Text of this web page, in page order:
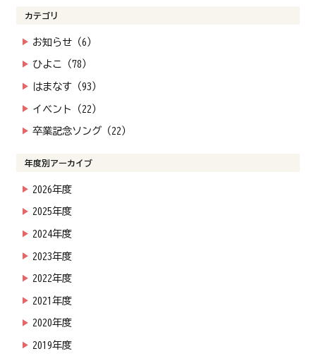
カテゴリ
お知らせ（6）
ひよこ（78）
はまなす（93）
イベント（22）
卒業記念ソング（22）
年度別アーカイブ
2026年度
2025年度
2024年度
2023年度
2022年度
2021年度
2020年度
2019年度